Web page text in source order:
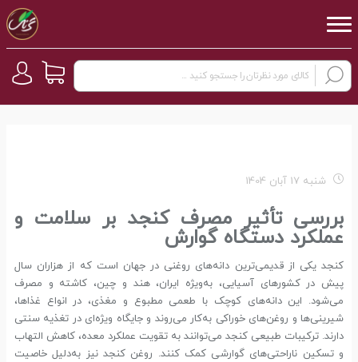
شنبه 17 آبان 1404
بررسی تأثیر مصرف کنجد بر سلامت و
عملکرد دستگاه گوارش
کنجد یکی از قدیمی‌ترین دانه‌های روغنی در جهان است که از هزاران سال
پیش در کشورهای آسیایی، به‌ویژه ایران، هند و چین، کاشته و مصرف
می‌شود. این دانه‌های کوچک با طعمی مطبوع و مغذی، در انواع غذاها،
شیرینی‌ها و روغن‌های خوراکی به‌کار می‌روند و جایگاه ویژه‌ای در تغذیه سنتی
دارند. ترکیبات طبیعی کنجد می‌توانند به تقویت عملکرد معده، کاهش التهاب
و تسکین ناراحتی‌های گوارشی کمک کنند. روغن کنجد نیز به‌دلیل خاصیت